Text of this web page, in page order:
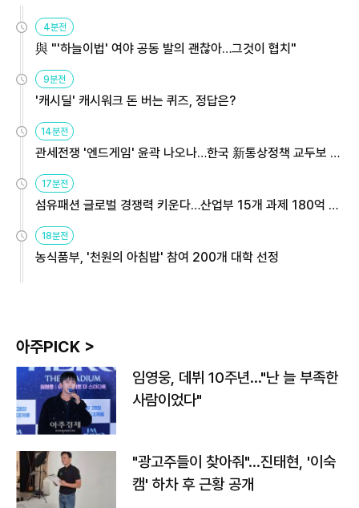
4분전
與 "'하늘이법' 여야 공동 발의 괜찮아…그것이 협치"
9분전
'캐시딜' 캐시워크 돈 버는 퀴즈, 정답은?
14분전
관세전쟁 '엔드게임' 윤곽 나오나…한국 新통상정책 교두보 활
17분전
섬유패션 글로벌 경쟁력 키운다…산업부 15개 과제 180억 지
18분전
농식품부, '천원의 아침밥' 참여 200개 대학 선정
아주PICK >
임영웅, 데뷔 10주년…"난 늘 부족한
사람이었다"
"광고주들이 찾아줘"…진태현, '이숙
캠' 하차 후 근황 공개